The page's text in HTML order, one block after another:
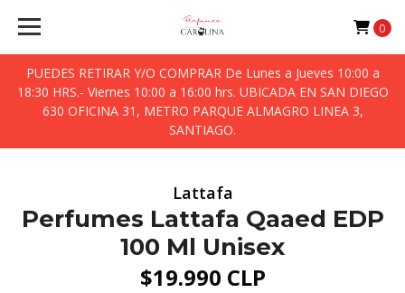
PUEDES RETIRAR Y/O COMPRAR De Lunes a Jueves 10:00 a
18:30 HRS.- Viernes 10:00 a 16:00 hrs. UBICADA EN SAN DIEGO
630 OFICINA 31, METRO PARQUE ALMAGRO LINEA 3,
SANTIAGO.
0
Lattafa
Perfumes Lattafa Qaaed EDP
100 Ml Unisex
$19.990 CLP